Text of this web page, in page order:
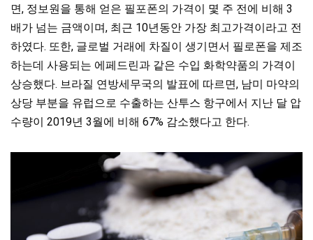
면, 정보원을 통해 얻은 필포폰의 가격이 몇 주 전에 비해 3
배가 넘는 금액이며, 최근 10년동안 가장 최고가격이라고 전
하였다. 또한, 글로벌 거래에 차질이 생기면서 필로폰을 제조
하는데 사용되는 에페드린과 같은 수입 화학약품의 가격이
상승했다. 브라질 연방세무국의 발표에 따르면, 남미 마약의
상당 부분을 유럽으로 수출하는 산투스 항구에서 지난 달 압
수량이 2019년 3월에 비해 67% 감소했다고 한다.